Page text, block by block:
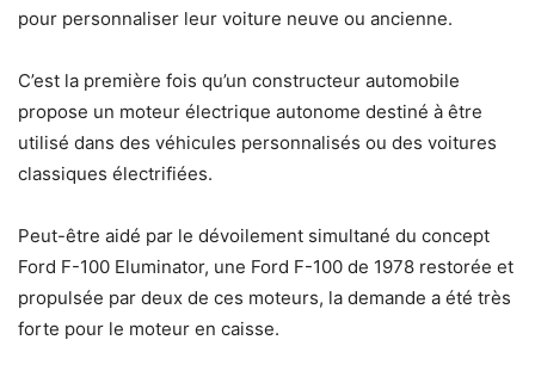
pour personnaliser leur voiture neuve ou ancienne.
C’est la première fois qu’un constructeur automobile
propose un moteur électrique autonome destiné à être
utilisé dans des véhicules personnalisés ou des voitures
classiques électrifiées.
Peut-être aidé par le dévoilement simultané du concept
Ford F-100 Eluminator, une Ford F-100 de 1978 restorée et
propulsée par deux de ces moteurs, la demande a été très
forte pour le moteur en caisse.